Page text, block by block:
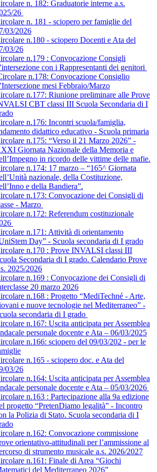
n. 182: Graduatorie interne a.s.
26
n. 181 - sciopero per famiglie del
03/2026
n.180 - sciopero Docenti e Ata del
03/26
n.179 : Convocazione Consigli
con i Rappresentanti dei genitori
n.178: Convocazione Consiglio
mesi Febbraio/Marzo
n.177: Riunione preliminare alle Prove
CBT classi III Scuola Secondaria di I
n.176: Incontri scuola/famiglia,
didattico educativo - Scuola primaria
n.175: “Verso il 21 Marzo 2026” -
Giornata Nazionale della Memoria e
in ricordo delle vittime delle mafie.
n.174: 17 marzo – “165^ Giornata
nazionale, della Costituzione,
e della Bandiera”.
n.173: Convocazione dei Consigli di
- Marzo
n.172: Referendum costituzionale
n.171: Attività di orientamento
Day” - Scuola secondaria di I grado
n.170 : Prove INVALSI classi III
Secondaria di I grado. Calendario Prove
2025/2026
n.169 : Convocazione dei Consigli di
20 marzo 2026
n.168 : Progetto “MediTechné - Arte,
e nuove tecnologie nel Mediterraneo” -
secondaria di I grado
n.167: Uscita anticipata per Assemblea
personale docente e Ata – 06/03/2025
n.166: sciopero del 09/03/202 - per le
n.165 - sciopero doc. e Ata del
03/26
n.164: Uscita anticipata per Assemblea
personale docente e Ata – 05/03/2026
n.163 : Partecipazione alla 9a edizione
progetto “PretenDiamo legalità” - Incontro
la Polizia di Stato. Scuola secondaria di I
n.162: Convocazione commissione
orientativo-attitudinali per l’ammissione al
di strumento musicale a.s. 2026/2027
n.161: Finale di Area “Giochi
del Mediterraneo 2026”